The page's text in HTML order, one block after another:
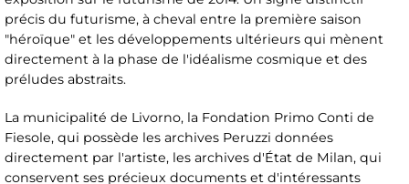
précis du futurisme, à cheval entre la première saison
"héroïque" et les développements ultérieurs qui mènent
directement à la phase de l'idéalisme cosmique et des
préludes abstraits.
La municipalité de Livorno, la Fondation Primo Conti de
Fiesole, qui possède les archives Peruzzi données
directement par l'artiste, les archives d'État de Milan, qui
conservent ses précieux documents et d'intéressants